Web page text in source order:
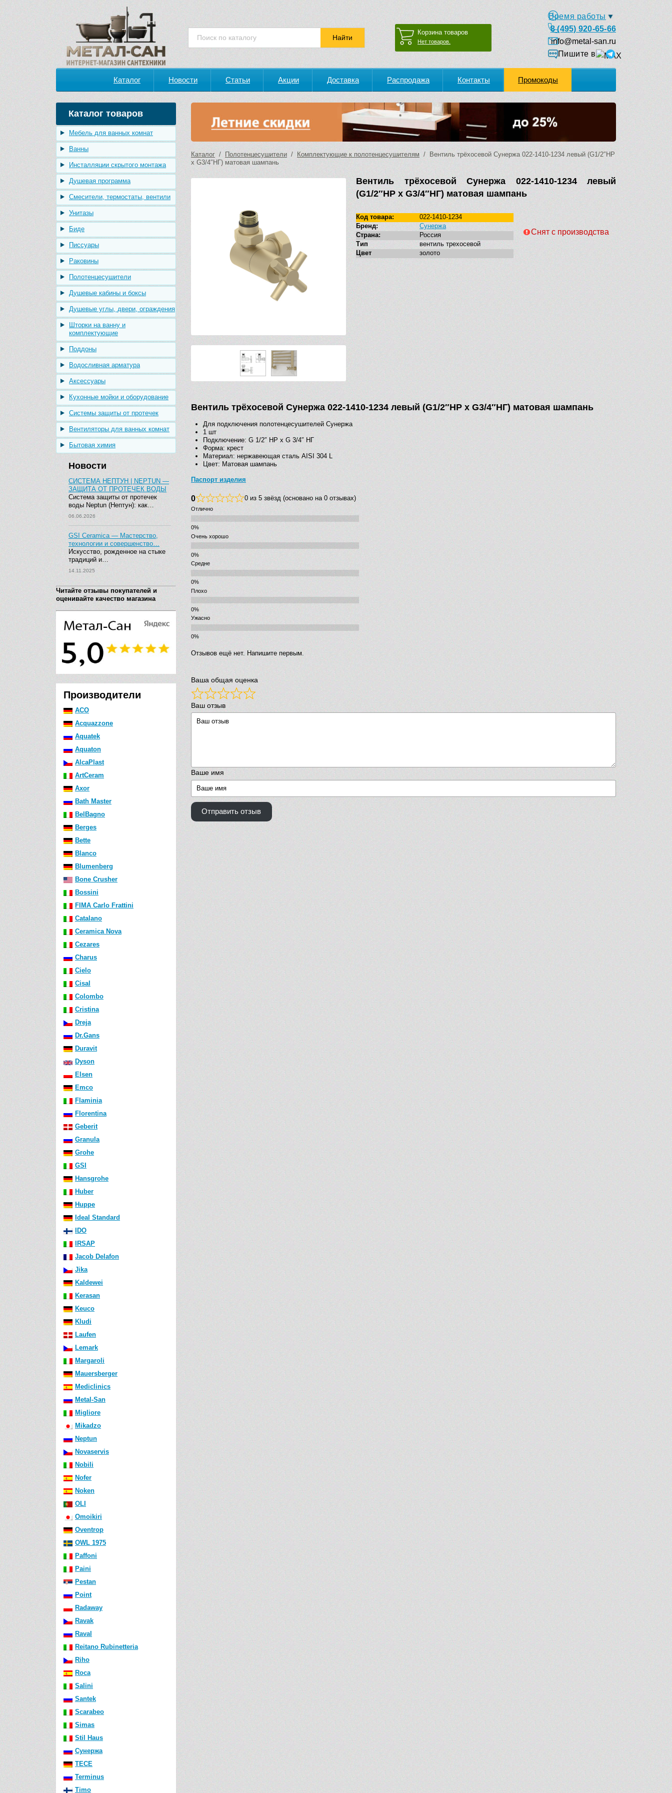
Корзина товаров
Нет товаров.
Время работы
8 (495) 920-65-66
info@metal-san.ru
Пишите в
Каталог Новости Статьи Акции Доставка Распродажа Контакты Промокоды
Каталог товаров
Мебель для ванных комнат
Ванны
Инсталляции скрытого монтажа
Душевая программа
Смесители, термостаты, вентили
Унитазы
Биде
Писсуары
Раковины
Полотенцесушители
Душевые кабины и боксы
Душевые углы, двери, ограждения
Шторки на ванну и
комплектующие
Поддоны
Водосливная арматура
Аксессуары
Кухонные мойки и оборудование
Системы защиты от протечек
Вентиляторы для ванных комнат
Бытовая химия
Новости
СИСТЕМА НЕПТУН | NEPTUN —
ЗАЩИТА ОТ ПРОТЕЧЕК ВОДЫ
Система защиты от протечек
воды Neptun (Нептун): как…
06.06.2026
GSI Ceramica — Мастерство,
технологии и совершенство…
Искусство, рожденное на стыке
традиций и…
14.11.2025
Читайте отзывы покупателей и
оценивайте качество магазина
Производители
ACO
Acquazzone
Aquatek
Aquaton
AlcaPlast
ArtCeram
Axor
Bath Master
BelBagno
Berges
Bette
Blanco
Blumenberg
Bone Crusher
Bossini
FIMA Carlo Frattini
Catalano
Ceramica Nova
Cezares
Charus
Cielo
Cisal
Colombo
Cristina
Dreja
Dr.Gans
Duravit
Dyson
Elsen
Emco
Flaminia
Florentina
Geberit
Granula
Grohe
GSI
Hansgrohe
Huber
Huppe
Ideal Standard
IDO
IRSAP
Jacob Delafon
Jika
Kaldewei
Kerasan
Keuco
Kludi
Laufen
Lemark
Margaroli
Mauersberger
Mediclinics
Metal-San
Migliore
Mikadzo
Neptun
Novaservis
Nobili
Nofer
Noken
OLI
Omoikiri
Oventrop
OWL 1975
Paffoni
Paini
Pestan
Point
Radaway
Ravak
Raval
Reitano Rubinetteria
Riho
Roca
Salini
Santek
Scarabeo
Simas
Stil Haus
Сунержа
TECE
Terminus
Timo
Каталог / Полотенцесушители / Комплектующие к полотенцесушителям / Вентиль трёхосевой Сунержа 022-1410-1234 левый (G1/2″НР
х G3/4″НГ) матовая шампань
Вентиль трёхосевой Сунержа 022-1410-1234 левый
(G1/2″НР х G3/4″НГ) матовая шампань
Снят с производства
Код товара:
022-1410-1234
Бренд:
Сунержа
Страна:
Россия
Тип
вентиль трехосевой
Цвет
золото
Вентиль трёхосевой Сунержа 022-1410-1234 левый (G1/2″НР х G3/4″НГ) матовая шампань
Для подключения полотенцесушителей Сунержа
1 шт
Подключение: G 1/2″ НР х G 3/4″ НГ
Форма: крест
Материал: нержавеющая сталь AISI 304 L
Цвет: Матовая шампань
Паспорт изделия
0 0 из 5 звёзд (основано на 0 отзывах)
Отлично
Очень хорошо
Средне
Плохо
Ужасно
Отзывов ещё нет. Напишите первым.
Ваша общая оценка
Ваш отзыв
Ваше имя
Отправить отзыв